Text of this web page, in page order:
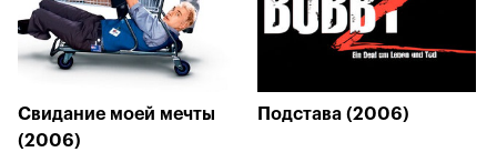
Свидание моей мечты
(2006)
Подстава (2006)